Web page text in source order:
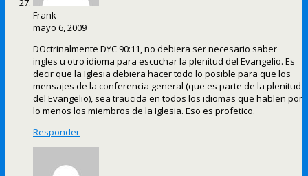
Frank
mayo 6, 2009
DOctrinalmente DYC 90:11, no debiera ser necesario saber
ingles u otro idioma para escuchar la plenitud del Evangelio. Es
decir que la Iglesia debiera hacer todo lo posible para que los
mensajes de la conferencia general (que es parte de la plenitud
del Evangelio), sea traucida en todos los idiomas que hablen por
lo menos los miembros de la Iglesia. Eso es profetico.
Responder